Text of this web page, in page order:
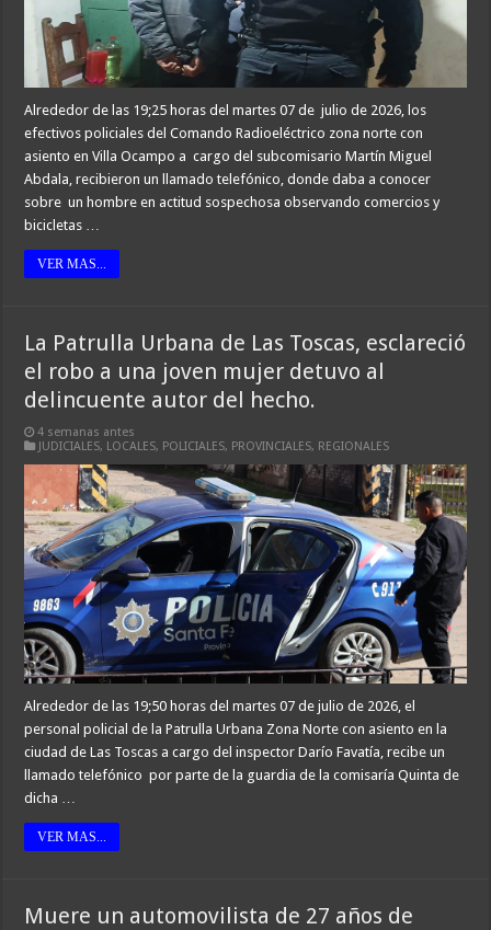
Alrededor de las 19;25 horas del martes 07 de julio de 2026, los
efectivos policiales del Comando Radioeléctrico zona norte con
asiento en Villa Ocampo a cargo del subcomisario Martín Miguel
Abdala, recibieron un llamado telefónico, donde daba a conocer
sobre un hombre en actitud sospechosa observando comercios y
bicicletas …
VER MAS...
La Patrulla Urbana de Las Toscas, esclareció
el robo a una joven mujer detuvo al
delincuente autor del hecho.
4 semanas antes
JUDICIALES, LOCALES, POLICIALES, PROVINCIALES, REGIONALES
Alrededor de las 19;50 horas del martes 07 de julio de 2026, el
personal policial de la Patrulla Urbana Zona Norte con asiento en la
ciudad de Las Toscas a cargo del inspector Darío Favatía, recibe un
llamado telefónico por parte de la guardia de la comisaría Quinta de
dicha …
VER MAS...
Muere un automovilista de 27 años de